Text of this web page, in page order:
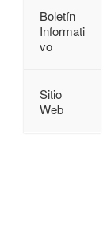
Boletín
Informati
vo
Sitio
Web